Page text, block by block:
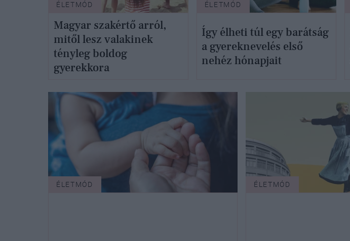
ÉLETMÓD
Magyar szakértő arról,
mitől lesz valakinek
tényleg boldog
gyerekkora
ÉLETMÓD
Így élheti túl egy barátság
a gyereknevelés első
nehéz hónapjait
ÉLETMÓD ÉLETMÓD